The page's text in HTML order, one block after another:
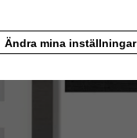
Ändra mina inställningar